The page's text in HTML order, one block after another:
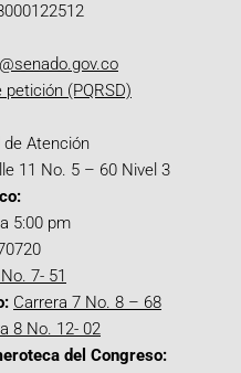
(PQRSD)
de Atención
11 No. 5 – 60 Nivel 3
5:00 pm
7- 51
Carrera 7 No. 8 – 68
8 No. 12- 02
del Congreso: